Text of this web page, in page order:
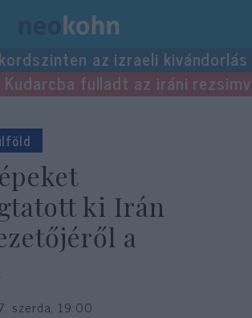
az izraeli kivándorlás
Kudarcba fulladt az iráni
ki Irán
a
szerda, 19:00